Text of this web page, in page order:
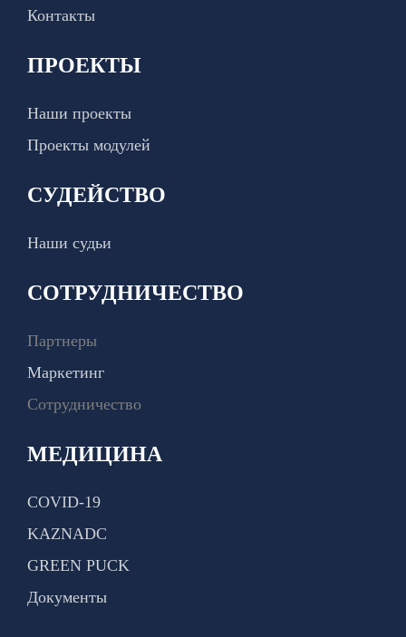
Контакты
ПРОЕКТЫ
Наши проекты
Проекты модулей
СУДЕЙСТВО
Наши судьи
СОТРУДНИЧЕСТВО
Партнеры
Маркетинг
Сотрудничество
МЕДИЦИНА
COVID-19
KAZNADC
GREEN PUCK
Документы